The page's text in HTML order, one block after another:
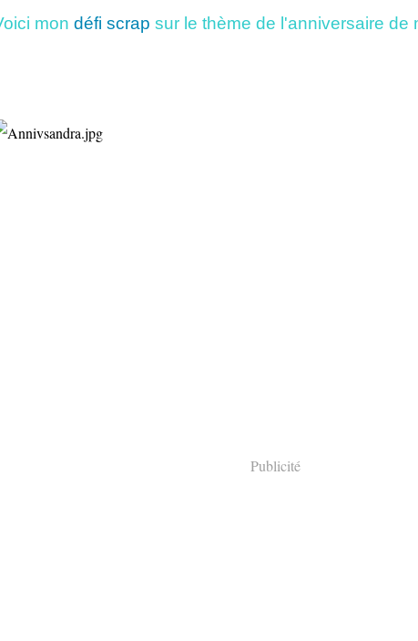
mon défi scrap sur le thème de l'anniversaire de
Publicité